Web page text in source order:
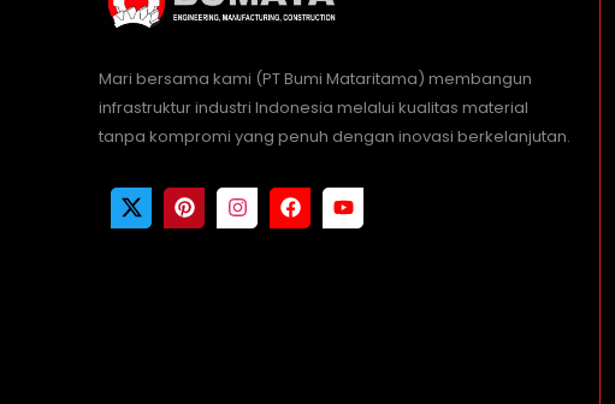
Mari bersama kami (PT Bumi Mataritama) membangun
infrastruktur industri Indonesia melalui kualitas material
tanpa kompromi yang penuh dengan inovasi berkelanjutan.